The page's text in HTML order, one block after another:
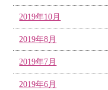
2019年10月
2019年8月
2019年7月
2019年6月